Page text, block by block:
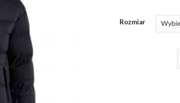
Rozmiar